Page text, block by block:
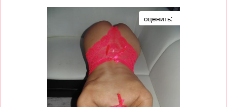
оценить: